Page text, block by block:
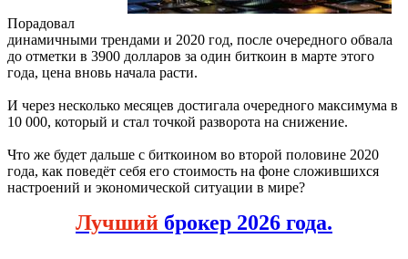
Порадовал
динамичными трендами и 2020 год, после очередного обвала
до отметки в 3900 долларов за один биткоин в марте этого
года, цена вновь начала расти.
И через несколько месяцев достигала очередного максимума в
10 000, который и стал точкой разворота на снижение.
Что же будет дальше с биткоином во второй половине 2020
года, как поведёт себя его стоимость на фоне сложившихся
настроений и экономической ситуации в мире?
Лучший брокер 2026 года.